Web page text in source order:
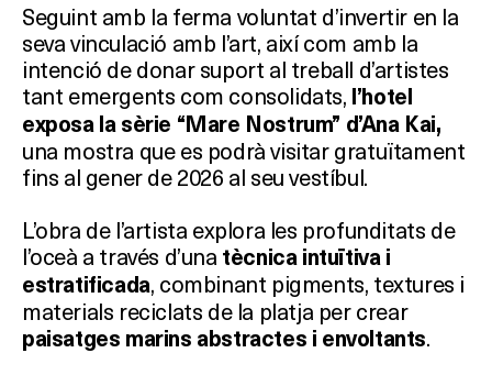
Seguint amb la ferma voluntat d’invertir en la
seva vinculació amb l’art, així com amb la
intenció de donar suport al treball d’artistes
tant emergents com consolidats, l’hotel
exposa la sèrie “Mare Nostrum” d’Ana Kai,
una mostra que es podrà visitar gratuïtament
fins al gener de 2026 al seu vestíbul.
L’obra de l’artista explora les profunditats de
l’oceà a través d’una tècnica intuïtiva i
estratificada, combinant pigments, textures i
materials reciclats de la platja per crear
paisatges marins abstractes i envoltants.